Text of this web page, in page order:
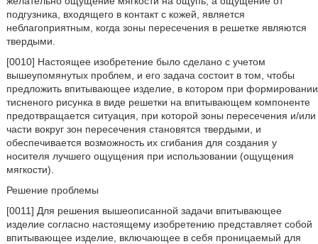
подгузника, входящего в контакт с кожей, является
неблагоприятным, когда зоны пересечения в решетке являются
твердыми.
[0010] Настоящее изобретение было сделано с учетом
вышеупомянутых проблем, и его задача состоит в том, чтобы
предложить впитывающее изделие, в котором при формировании
тисненого рисунка в виде решетки на впитывающем компоненте
предотвращается ситуация, при которой зоны пересечения и/или
части вокруг зон пересечения становятся твердыми, и
обеспечивается возможность их сгибания для создания у
носителя лучшего ощущения при использовании (ощущения
мягкости).
Решение проблемы
[0011] Для решения вышеописанной задачи впитывающее
изделие согласно настоящему изобретению представляет собой
впитывающее изделие, включающее в себя проницаемый для